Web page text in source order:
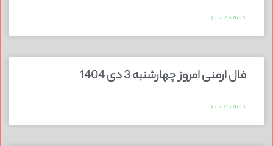
ادامه مطلب »
فال ارمنی امروز چهارشنبه 3 دی 1404
ادامه مطلب »